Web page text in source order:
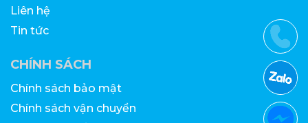
Liên hệ
Tin tức
CHÍNH SÁCH
Chính sách bảo mật
Chính sách vận chuyển